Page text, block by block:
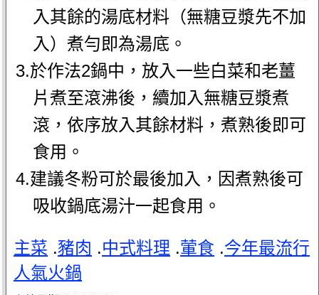
入其餘的湯底材料（無糖豆漿先不加
入）煮勻即為湯底。
3.於作法2鍋中，放入一些白菜和老薑
片煮至滾沸後，續加入無糖豆漿煮
滾，依序放入其餘材料，煮熟後即可
食用。
4.建議冬粉可於最後加入，因煮熟後可
吸收鍋底湯汁一起食用。
主菜 .豬肉 .中式料理 .葷食 .今年最流行
人氣火鍋